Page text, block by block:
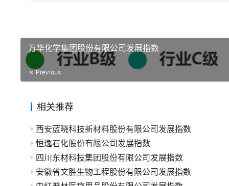
万华化学集团股份有限公司发展指数
Previous
相关推荐
西安蓝晓科技新材料股份有限公司发展指数
恒逸石化股份有限公司发展指数
四川东材科技集团股份有限公司发展指数
安徽省文胜生物工程股份有限公司发展指数